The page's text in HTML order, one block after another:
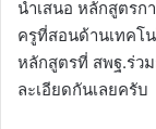
นำเสนอ หลักสูตรก
ครูที่สอนด้านเทคโ
หลักสูตรที่ สพฐ.ร่ว
ละเอียดกันเลยครับ